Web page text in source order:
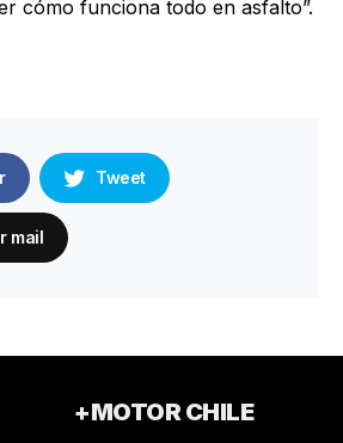
cómo funciona todo en asfalto”.
Tweet
mail
+MOTOR CHILE